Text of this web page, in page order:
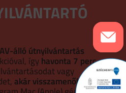
álló útnyilvántartás
ígyhavonta 7 perc
vagy
akár visszamenőlegesen